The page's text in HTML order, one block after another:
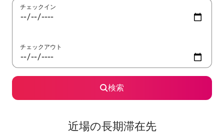
チェックイン
チェックアウト
検索
近場の長期滞在先